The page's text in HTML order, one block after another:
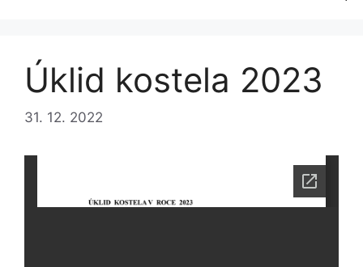
Úklid kostela 2023
31. 12. 2022